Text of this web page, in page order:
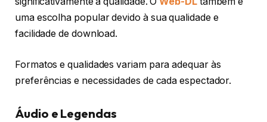
uma escolha popular devido à sua qualidade e
facilidade de download.
Formatos e qualidades variam para adequar às
preferências e necessidades de cada espectador.
Áudio e Legendas